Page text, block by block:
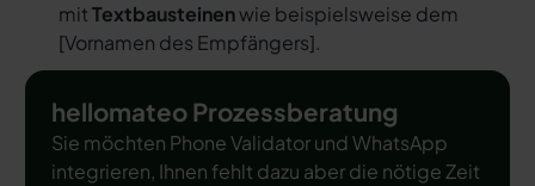
mitTextbausteinenwie beispielsweise dem
[Vornamen des Empfängers].
hellomateo Prozessberatung
Sie möchten Phone Validator und WhatsApp
integrieren, Ihnen fehlt dazu aber die nötige Zeit